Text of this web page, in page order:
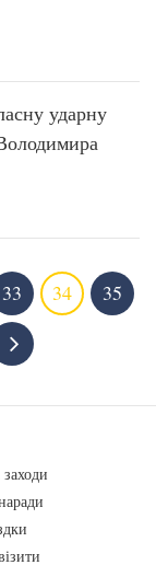
ударну
33 34
35